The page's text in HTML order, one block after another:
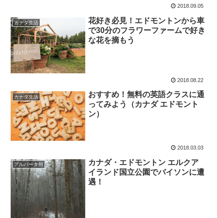
2018.09.05
カナダ生活
花好き必見！エドモントンから車
で30分のフラワーファームで好き
な花を摘もう
2018.08.22
カナダ生活
おすすめ！無料の英語クラスに通
ってみよう（カナダ エドモント
ン）
2018.03.03
アルバータ州
カナダ・エドモントン エルクア
イランド国立公園でバイソンに遭
遇！